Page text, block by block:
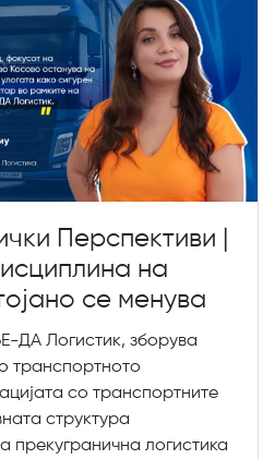
Перспективи |
на
се менува
ДА Логистик, зборува
транспортното
со транспортните
структура
прекугранична логистика